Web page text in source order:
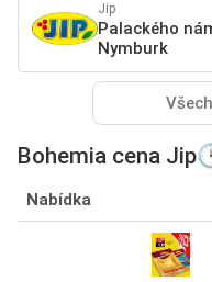
Jip
Palackého
Nymburk
Bohemia cena
Nabídka